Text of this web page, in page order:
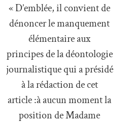
« D’emblée, il convient de
dénoncer le manquement
élémentaire aux
principes de la déontologie
journalistique qui a présidé
à la rédaction de cet
article :à aucun moment la
position de Madame